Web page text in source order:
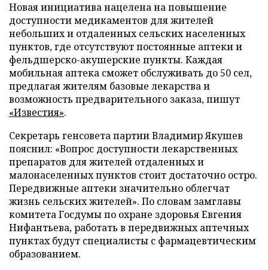
Новая инициатива нацелена на повышение
доступности медикаментов для жителей
небольших и отдаленных сельских населенных
пунктов, где отсутствуют постоянные аптеки и
фельдшерско-акушерские пункты. Каждая
мобильная аптека сможет обслуживать до 50 сел,
предлагая жителям базовые лекарства и
возможность предварительного заказа, пишут
«Известия».
Секретарь генсовета партии Владимир Якушев
пояснил: «Вопрос доступности лекарственных
препаратов для жителей отдаленных и
малонаселенных пунктов стоит достаточно остро.
Передвижные аптеки значительно облегчат
жизнь сельских жителей». По словам замглавы
комитета Госдумы по охране здоровья Евгения
Нифантьева, работать в передвижных аптечных
пунктах будут специалисты с фармацевтическим
образованием.